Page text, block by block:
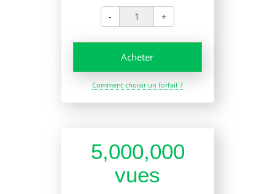
- +
Acheter
Comment choisir un forfait ?
5,000,000
vues